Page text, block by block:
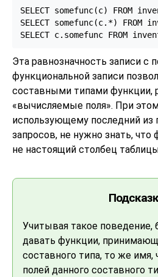
SELECT somefunc(c) FROM
SELECT somefunc(c.*) FROM
SELECT c.somefunc FROM
Эта равнозначность записи с
функциональной записи
составными типами функции,
«вычисляемые поля». При
использующему последний
запросов, не нужно знать, что
не настоящий столбец
Учитывая такое поведение,
давать функции,
составного типа, то же имя,
полей данного составного